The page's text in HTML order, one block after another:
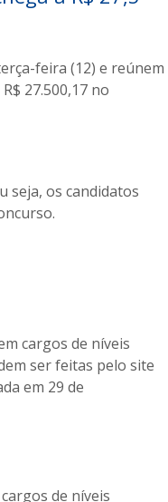
feira (12) e reúnem
27.500,17 no
seja, os candidatos
cargos de níveis
ser feitas pelo site
em 29 de
de níveis